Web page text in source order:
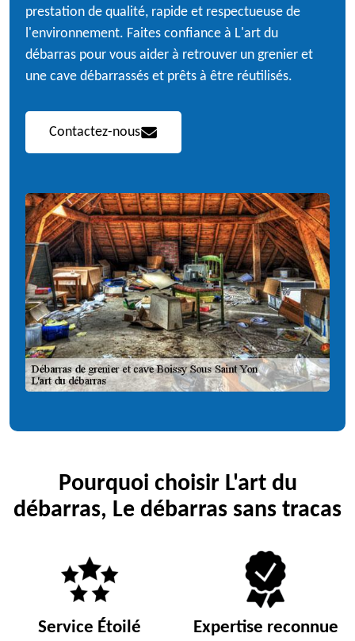
prestation de qualité, rapide et respectueuse de
l'environnement. Faites confiance à L'art du
débarras pour vous aider à retrouver un grenier et
une cave débarrassés et prêts à être réutilisés.
Contactez-nous
Pourquoi choisir L'art du
débarras, Le débarras sans tracas
Service Étoilé Expertise reconnue